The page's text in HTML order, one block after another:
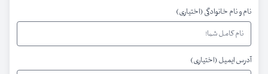
نام و نام خانوادگی (اختیاری)
آدرس ایمیل (اختیاری)